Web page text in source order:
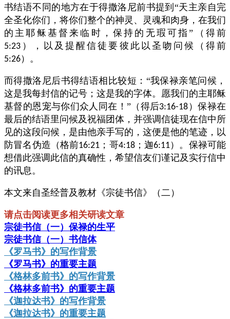
书结语不同的地方在于得撒洛尼前书提到“天主亲自完
全圣化你们，将你们整个的神灵、灵魂和肉身，在我们
的主耶稣基督来临时，保持的无瑕可指”（得前
5:23 ），以及提醒信徒要彼此以圣吻问候（得前
5:26）。
而得撒洛尼后书得结语相比较短：“我保禄亲笔问候，
这是我每封信的记号；这是我的字体。愿我们的主耶稣
基督的恩宠与你们众人同在！”（得后3:16-18 ）保禄在
最后的结语里问候及祝福团体，并强调信徒现在信中所
见的这段问候，是由他亲手写的，这便是他的笔迹，以
防冒名伪造（格前16:21 ；哥4:18；迦6:11）。保禄可能
想借此强调此信的真确性，希望信友们谨记及实行信中
的讯息。
本文来自圣经普及教材《宗徒书信》（二）
请点击阅读更多相关研读文章
宗徒书信（一）保禄的生平
宗徒书信（一）书信体
《罗马书》的写作背景
《罗马书》的重要主题
《格林多前书》的写作背景
《格林多前书》的重要主题
《迦拉达书》的写作背景
《迦拉达书》的重要主题